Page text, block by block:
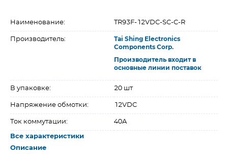
Наименование: TR93F-12VDC-SC-C-R
Производитель:
Tai Shing Electronics
Components Corp.
Производитель входит в
основные линии поставок
В упаковке: 20 шт
Напряжение обмотки: 12VDC
Ток коммутации: 40A
Все характеристики
Описание